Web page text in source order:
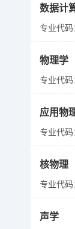
数据计
专业代
物理学
专业代
应用物
专业代
核物理
专业代
声学